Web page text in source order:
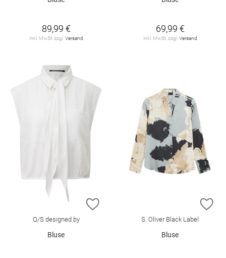
89,99 €
inkl. MwSt. zzgl. Versand
69,99 €
inkl. MwSt. zzgl. Versand
ZUR WUNSCHLISTE HINZUFÜGEN
Q/S designed by
Bluse
S. Oliver Black Label
Bluse